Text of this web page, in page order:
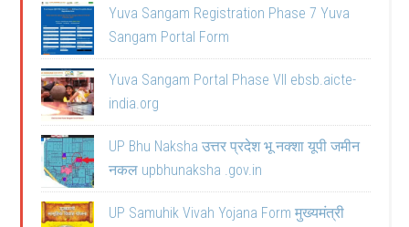
Yuva Sangam Registration Phase 7 Yuva
Sangam Portal Form
Yuva Sangam Portal Phase VII ebsb.aicte-
india.org
UP Bhu Naksha उत्तर प्रदेश भू नक्शा यूपी जमीन
नकल upbhunaksha .gov.in
UP Samuhik Vivah Yojana Form मुख्यमंत्री